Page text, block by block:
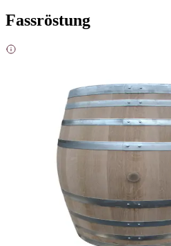
Fassröstung